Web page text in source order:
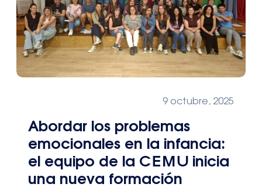
9 octubre, 2025
Abordar los problemas
emocionales en la infancia:
el equipo de la CEMU inicia
una nueva formación